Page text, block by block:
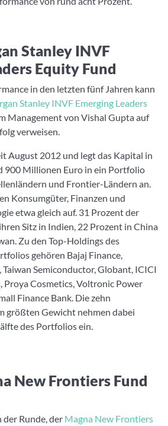
Stanley INVF
Equity Fund
in den letzten fünf Jahren kann
Stanley INVF Emerging Leaders
Management von Vishal Gupta auf
verweisen.
August 2012 und legt das Kapital in
900 Millionen Euro in ein Portfolio
und Frontier-Ländern an.
Konsumgüter, Finanzen und
etwa gleich auf. 31 Prozent der
Sitz in Indien, 22 Prozent in China
Zu den Top-Holdings des
gehören Bajaj Finance,
Semiconductor, Globant, ICICI
Proya Cosmetics, Voltronic Power
Finance Bank. Die zehn
größten Gewicht nehmen dabei
des Portfolios ein.
New Frontiers Fund
Runde, der Magna New Frontiers